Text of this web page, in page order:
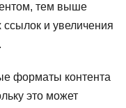
тем выше
и увеличения
форматы контента
это может